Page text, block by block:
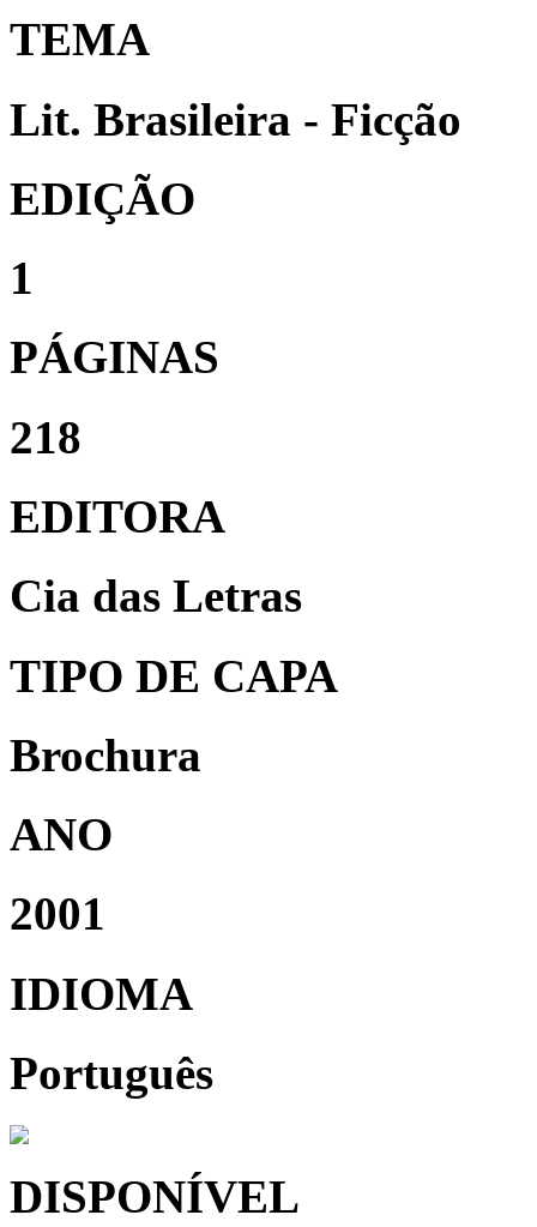
TEMA
Lit. Brasileira - Ficção
EDIÇÃO
1
PÁGINAS
218
EDITORA
Cia das Letras
TIPO DE CAPA
Brochura
ANO
2001
IDIOMA
Português
DISPONÍVEL